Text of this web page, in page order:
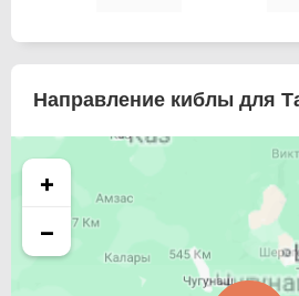
Направление киблы для
+
−